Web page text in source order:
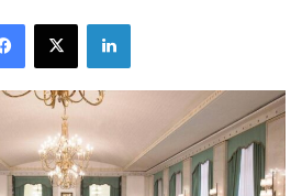
Facebook
X LinkedIn